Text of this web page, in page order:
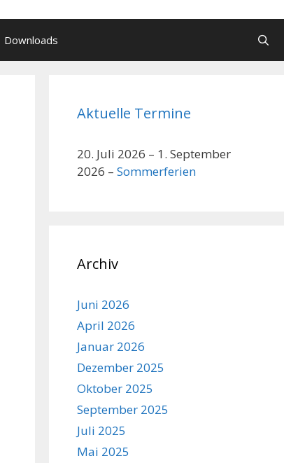
Downloads
Aktuelle Termine
20. Juli 2026 – 1. September
2026 – Sommerferien
Archiv
Juni 2026
April 2026
Januar 2026
Dezember 2025
Oktober 2025
September 2025
Juli 2025
Mai 2025